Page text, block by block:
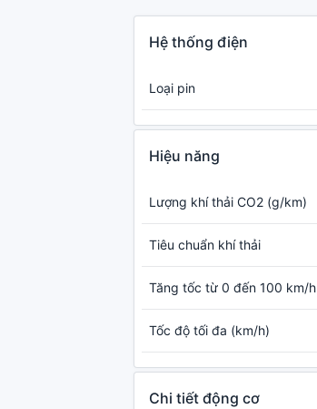
Hệ thống điện
Loại pin
Hiệu năng
Lượng khí thải CO2 (g/km)
Tiêu chuẩn khí thải
Tăng tốc từ 0 đến 100 km/h
Tốc độ tối đa (km/h)
Chi tiết động cơ